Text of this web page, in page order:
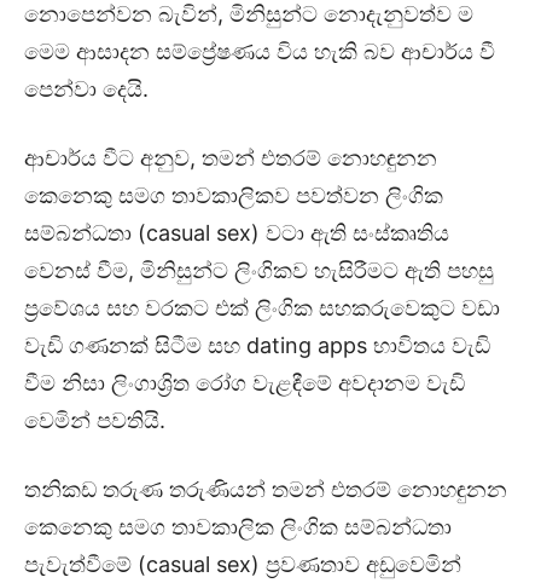
නොපෙන්වන බැවින්, මිනිසුන්ට නොදැනුවත්ව ම
මෙම ආසාදන සම්ප්‍රේෂණය විය හැකි බව ආචාර්ය වී
පෙන්වා දෙයි.
ආචාර්ය වීට අනුව, තමන් එතරම් නොහඳුනන
කෙනෙකු සමග තාවකාලිකව පවත්වන ලිංගික
සම්බන්ධතා (casual sex) වටා ඇති සංස්කෘතිය
වෙනස් වීම, මිනිසුන්ට ලිංගිකව හැසිරීමට ඇති පහසු
ප්‍රවේශය සහ වරකට එක් ලිංගික සහකරුවෙකුට වඩා
වැඩි ගණනක් සිටීම සහ dating apps භාවිතය වැඩි
වීම නිසා ලිංගාශ්‍රිත රෝග වැළඳීමේ අවදානම වැඩි
වෙමින් පවතියි.
තනිකඩ තරුණ තරුණියන් තමන් එතරම් නොහඳුනන
කෙනෙකු සමග තාවකාලික ලිංගික සම්බන්ධතා
පැවැත්වීමේ (casual sex) ප්‍රවණතාව අඩුවෙමින්